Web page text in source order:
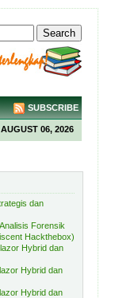
SUBSCRIBE
06, 2026
dan
Forensik
Hackthebox)
Hybrid dan
Hybrid dan
Hybrid dan